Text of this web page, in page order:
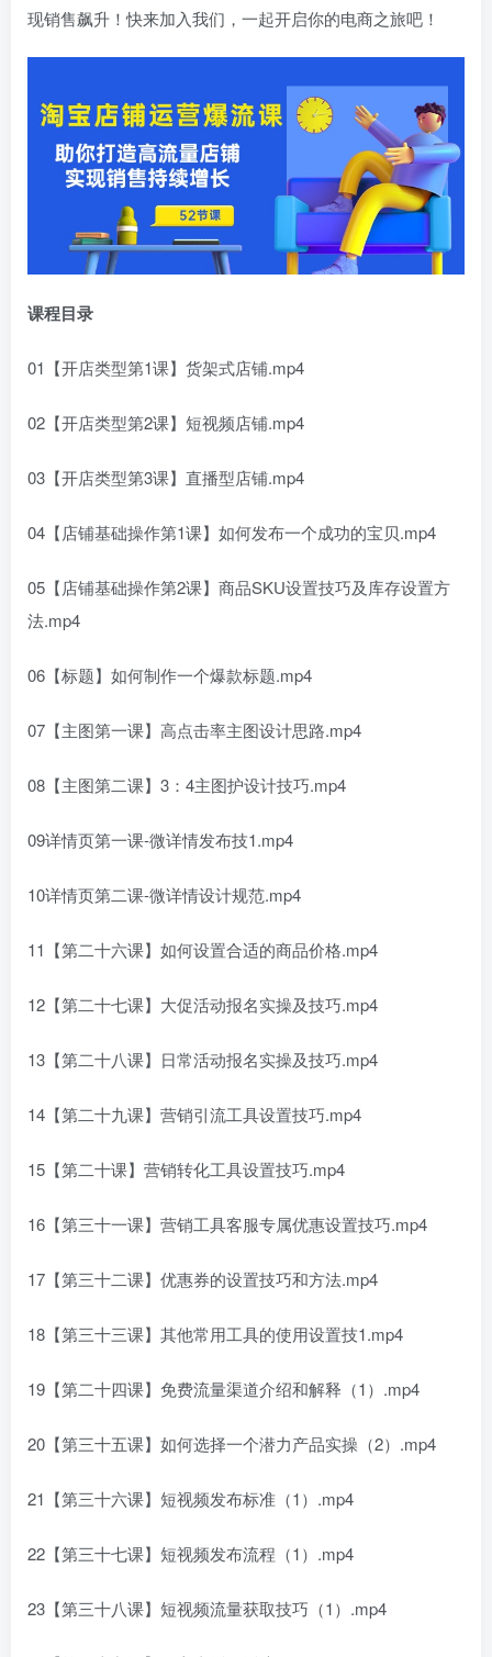
现销售飙升！快来加入我们，一起开启你的电商之旅吧！
课程目录
01【开店类型第1课】货架式店铺.mp4
02【开店类型第2课】短视频店铺.mp4
03【开店类型第3课】直播型店铺.mp4
04【店铺基础操作第1课】如何发布一个成功的宝贝.mp4
05【店铺基础操作第2课】商品SKU设置技巧及库存设置方
法.mp4
06【标题】如何制作一个爆款标题.mp4
07【主图第一课】高点击率主图设计思路.mp4
08【主图第二课】3：4主图护设计技巧.mp4
09详情页第一课-微详情发布技1.mp4
10详情页第二课-微详情设计规范.mp4
11【第二十六课】如何设置合适的商品价格.mp4
12【第二十七课】大促活动报名实操及技巧.mp4
13【第二十八课】日常活动报名实操及技巧.mp4
14【第二十九课】营销引流工具设置技巧.mp4
15【第二十课】营销转化工具设置技巧.mp4
16【第三十一课】营销工具客服专属优惠设置技巧.mp4
17【第三十二课】优惠券的设置技巧和方法.mp4
18【第三十三课】其他常用工具的使用设置技1.mp4
19【第二十四课】免费流量渠道介绍和解释（1）.mp4
20【第三十五课】如何选择一个潜力产品实操（2）.mp4
21【第三十六课】短视频发布标准（1）.mp4
22【第三十七课】短视频发布流程（1）.mp4
23【第三十八课】短视频流量获取技巧（1）.mp4